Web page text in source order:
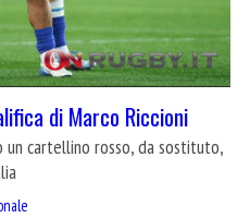
di Marco Riccioni
cartellino rosso, da sostituto,